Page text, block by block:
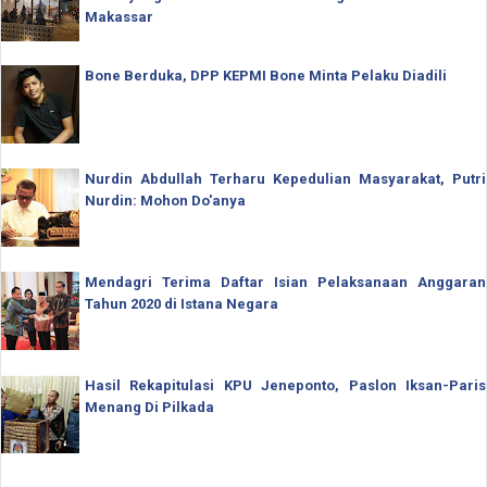
Makassar
Bone Berduka, DPP KEPMI Bone Minta Pelaku Diadili
Nurdin Abdullah Terharu Kepedulian Masyarakat, Putri
Nurdin: Mohon Do'anya
Mendagri Terima Daftar Isian Pelaksanaan Anggaran
Tahun 2020 di Istana Negara
Hasil Rekapitulasi KPU Jeneponto, Paslon Iksan-Paris
Menang Di Pilkada